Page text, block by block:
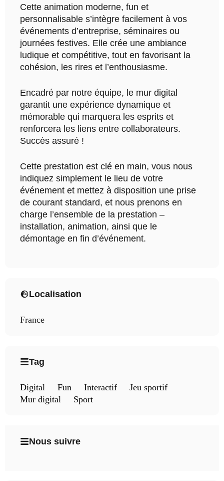
Cette animation moderne, fun et
personnalisable s’intègre facilement à vos
événements d’entreprise, séminaires ou
journées festives. Elle crée une ambiance
ludique et compétitive, tout en favorisant la
cohésion, les rires et l’enthousiasme.
Encadré par notre équipe, le mur digital
garantit une expérience dynamique et
mémorable qui marquera les esprits et
renforcera les liens entre collaborateurs.
Succès assuré !
Cette prestation est clé en main, vous nous
indiquez simplement le lieu de votre
événement et mettez à disposition une prise
de courant standard, et nous prenons en
charge l’ensemble de la prestation –
installation, animation, ainsi que le
démontage en fin d’événement.
Localisation
France
Tag
Digital Fun Interactif
Jeu sportif
Mur digital
Sport
Nous suivre